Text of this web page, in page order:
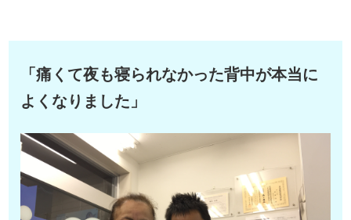
「痛くて夜も寝られなかった背中が本当に
よくなりました 」